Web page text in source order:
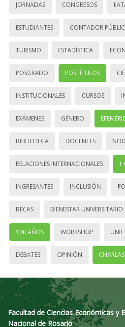
JORNADAS CONGRESOS
ESTUDIANTES CONTADOR
TURISMO ESTADÍSTICA
POSGRADO POSTÍTULOS
INSTITUCIONALES CURSOS
EXÁMENES GÉNERO
BIBLIOTECA DOCENTES
RELACIONES INTERNACIONALES I
INGRESANTES INCLUSIÓN
BECAS BIENESTAR UNIVERSITARIO
100 AÑOS WORKSHOP UNR
DEBATES OPINIÓN CHARLAS
Facultad de Ciencias Económicas y
Nacional de Rosario